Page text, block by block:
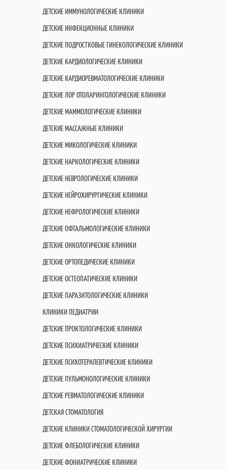
ДЕТСКИЕ ИММУНОЛОГИЧЕСКИЕ КЛИНИКИ
ДЕТСКИЕ ИНФЕКЦИОННЫЕ КЛИНИКИ
ДЕТСКИЕ ПОДРОСТКОВЫЕ ГИНЕКОЛОГИЧЕСКИЕ КЛИНИКИ
ДЕТСКИЕ КАРДИОЛОГИЧЕСКИЕ КЛИНИКИ
ДЕТСКИЕ КАРДИОРЕВМАТОЛОГИЧЕСКИЕ КЛИНИКИ
ДЕТСКИЕ ЛОР ОТОЛАРИНГОЛОГИЧЕСКИЕ КЛИНИКИ
ДЕТСКИЕ МАММОЛОГИЧЕСКИЕ КЛИНИКИ
ДЕТСКИЕ МАССАЖНЫЕ КЛИНИКИ
ДЕТСКИЕ МИКОЛОГИЧЕСКИЕ КЛИНИКИ
ДЕТСКИЕ НАРКОЛОГИЧЕСКИЕ КЛИНИКИ
ДЕТСКИЕ НЕВРОЛОГИЧЕСКИЕ КЛИНИКИ
ДЕТСКИЕ НЕЙРОХИРУРГИЧЕСКИЕ КЛИНИКИ
ДЕТСКИЕ НЕФРОЛОГИЧЕСКИЕ КЛИНИКИ
ДЕТСКИЕ ОФТАЛЬМОЛОГИЧЕСКИЕ КЛИНИКИ
ДЕТСКИЕ ОНКОЛОГИЧЕСКИЕ КЛИНИКИ
ДЕТСКИЕ ОРТОПЕДИЧЕСКИЕ КЛИНИКИ
ДЕТСКИЕ ОСТЕОПАТИЧЕСКИЕ КЛИНИКИ
ДЕТСКИЕ ПАРАЗИТОЛОГИЧЕСКИЕ КЛИНИКИ
КЛИНИКИ ПЕДИАТРИИ
ДЕТСКИЕ ПРОКТОЛОГИЧЕСКИЕ КЛИНИКИ
ДЕТСКИЕ ПСИХИАТРИЧЕСКИЕ КЛИНИКИ
ДЕТСКИЕ ПСИХОТЕРАПЕВТИЧЕСКИЕ КЛИНИКИ
ДЕТСКИЕ ПУЛЬМОНОЛОГИЧЕСКИЕ КЛИНИКИ
ДЕТСКИЕ РЕВМАТОЛОГИЧЕСКИЕ КЛИНИКИ
ДЕТСКАЯ СТОМАТОЛОГИЯ
ДЕТСКИЕ КЛИНИКИ СТОМАТОЛОГИЧЕСКОЙ ХИРУРГИИ
ДЕТСКИЕ ФЛЕБОЛОГИЧЕСКИЕ КЛИНИКИ
ДЕТСКИЕ ФОНИАТРИЧЕСКИЕ КЛИНИКИ